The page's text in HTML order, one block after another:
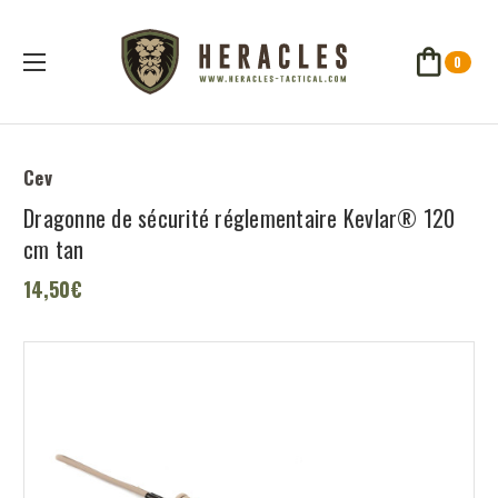
0
Cev
Dragonne de sécurité réglementaire Kevlar® 120
cm tan
14,50€